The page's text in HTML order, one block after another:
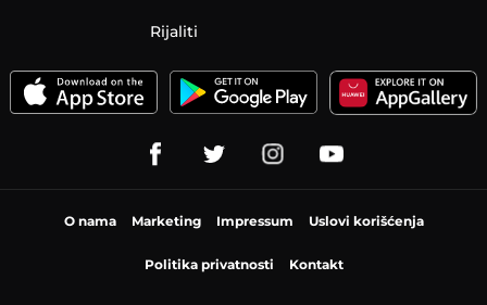
Rijaliti
O nama Marketing Impressum Uslovi korišćenja
Politika privatnosti Kontakt